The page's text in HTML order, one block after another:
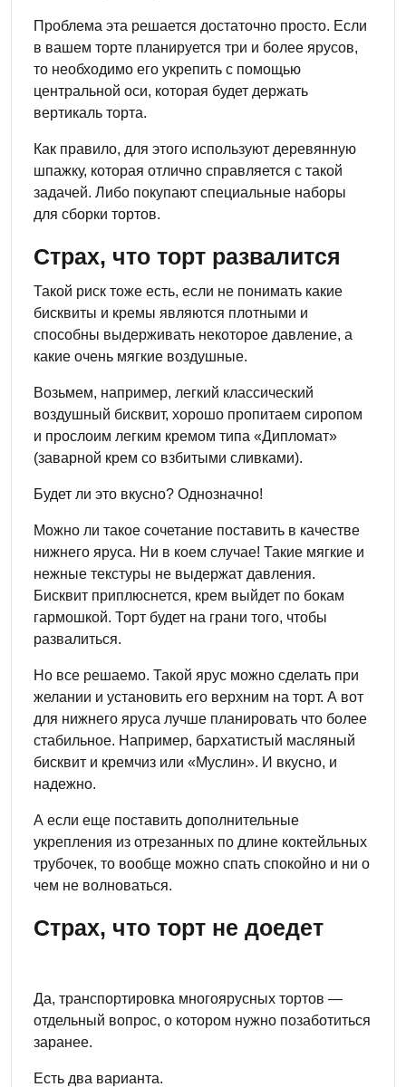
Проблема эта решается достаточно просто. Если
в вашем торте планируется три и более ярусов,
то необходимо его укрепить с помощью
центральной оси, которая будет держать
вертикаль торта.
Как правило, для этого используют деревянную
шпажку, которая отлично справляется с такой
задачей. Либо покупают специальные наборы
для сборки тортов.
Страх, что торт развалится
Такой риск тоже есть, если не понимать какие
бисквиты и кремы являются плотными и
способны выдерживать некоторое давление, а
какие очень мягкие воздушные.
Возьмем, например, легкий классический
воздушный бисквит, хорошо пропитаем сиропом
и прослоим легким кремом типа «Дипломат»
(заварной крем со взбитыми сливками).
Будет ли это вкусно? Однозначно!
Можно ли такое сочетание поставить в качестве
нижнего яруса. Ни в коем случае! Такие мягкие и
нежные текстуры не выдержат давления.
Бисквит приплюснется, крем выйдет по бокам
гармошкой. Торт будет на грани того, чтобы
развалиться.
Но все решаемо. Такой ярус можно сделать при
желании и установить его верхним на торт. А вот
для нижнего яруса лучше планировать что более
стабильное. Например, бархатистый масляный
бисквит и кремчиз или «Муслин». И вкусно, и
надежно.
А если еще поставить дополнительные
укрепления из отрезанных по длине коктейльных
трубочек, то вообще можно спать спокойно и ни о
чем не волноваться.
Страх, что торт не доедет
Да, транспортировка многоярусных тортов —
отдельный вопрос, о котором нужно позаботиться
заранее.
Есть два варианта.